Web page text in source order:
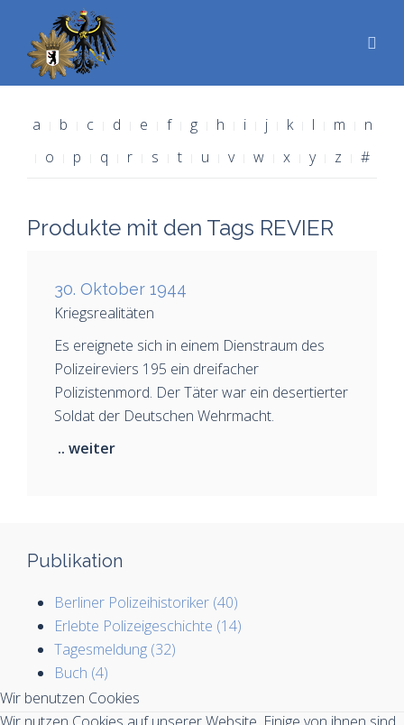
a b c d e f g h i j k l m
n
o
p q r s t u v w x y z #
Produkte mit den Tags REVIER
30. Oktober 1944
Kriegsrealitäten
Es ereignete sich in einem Dienstraum des
Polizeireviers 195 ein dreifacher
Polizistenmord. Der Täter war ein desertierter
Soldat der Deutschen Wehrmacht.
.. weiter
Publikation
Berliner Polizeihistoriker (40)
Erlebte Polizeigeschichte (14)
Tagesmeldung (32)
Buch (4)
Wir benutzen Cookies